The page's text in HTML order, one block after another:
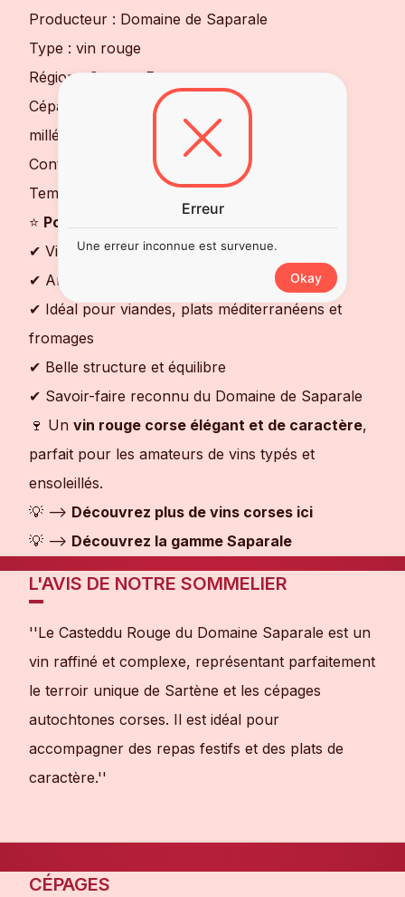
Producteur : Domaine de Saparale
Type : vin rouge
Région : Corse – France
Cépages : Niellucciu, Sciaccarellu (selon
millésime)
Contenance : 75 cl
Température de service : 16 à 18°C
⭐ Pourquoi choisir ce vin ?
✔ Vin rouge corse authentique et expressif
✔ Arômes de fruits, d’épices et de garrigue
✔ Idéal pour viandes, plats méditerranéens et
fromages
✔ Belle structure et équilibre
✔ Savoir-faire reconnu du Domaine de Saparale
🍷 Un vin rouge corse élégant et de caractère,
parfait pour les amateurs de vins typés et
ensoleillés.
💡 ——> Découvrez plus de vins corses ici
💡 ——> Découvrez la gamme Saparale
L'AVIS DE NOTRE SOMMELIER
''Le Casteddu Rouge du Domaine Saparale est un
vin raffiné et complexe, représentant parfaitement
le terroir unique de Sartène et les cépages
autochtones corses. Il est idéal pour
accompagner des repas festifs et des plats de
caractère.''
CÉPAGES
Erreur
Une erreur inconnue est survenue.
Okay